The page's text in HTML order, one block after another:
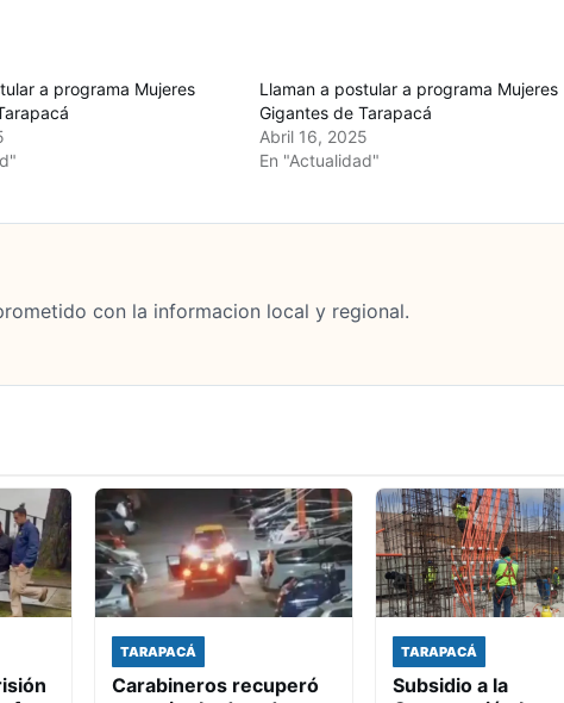
a programa Mujeres
Llaman a postular a programa Mujeres
Gigantes de Tarapacá
Abril 16, 2025
En "Actualidad"
con la informacion local y regional.
TARAPACÁ
Carabineros recuperó
TARAPACÁ
Subsidio a la